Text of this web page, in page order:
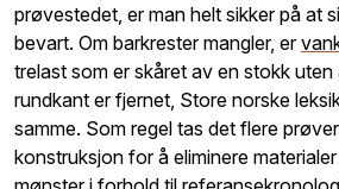
prøvestedet, er man helt sikker på at
bevart. Om barkrester mangler, er
trelast som er skåret av en stokk
rundkant er fjernet, Store norske
samme. Som regel tas det flere
konstruksjon for å eliminere